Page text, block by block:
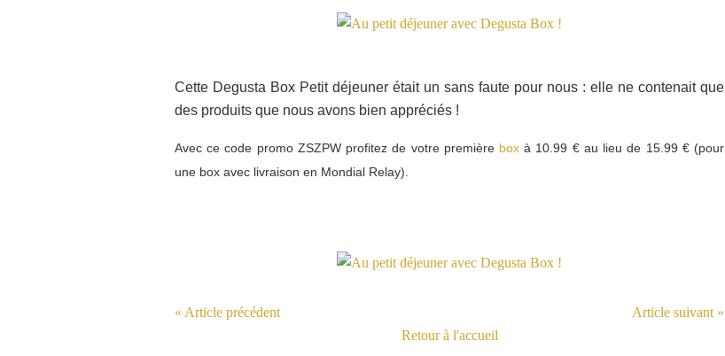
Cette Degusta Box Petit déjeuner était un sans faute pour nous : elle ne contenait que
des produits que nous avons bien appréciés !
Avec ce code promo ZSZPW profitez de votre première box à 10.99 € au lieu de 15.99 € (pour
une box avec livraison en Mondial Relay).
« Article précédent
Article suivant »
Retour à l'accueil